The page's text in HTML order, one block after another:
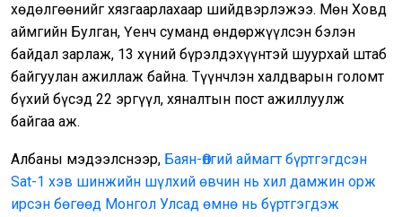
хөдөлгөөнийг хязгаарлахаар шийдвэрлэжээ. Мөн Ховд
аймгийн Булган, Үенч суманд өндөржүүлсэн бэлэн
байдал зарлаж, 13 хүний бүрэлдэхүүнтэй шуурхай штаб
байгуулан ажиллаж байна. Түүнчлэн халдварын голомт
бүхий бүсэд 22 эргүүл, хяналтын пост ажиллуулж
байгаа аж.
Албаны мэдээлснээр, Баян-Өлгий аймагт бүртгэгдсэн
Sat-1 хэв шинжийн шүлхий өвчин нь хил дамжин орж
ирсэн бөгөөд Монгол Улсад өмнө нь бүртгэгдэж